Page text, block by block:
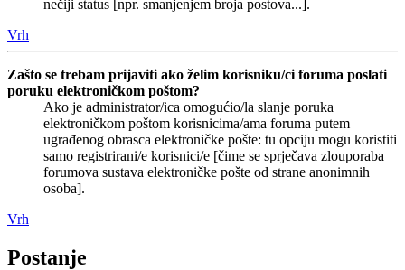
nečiji status [npr. smanjenjem broja postova...].
Vrh
Zašto se trebam prijaviti ako želim korisniku/ci foruma poslati
poruku elektroničkom poštom?
Ako je administrator/ica omogućio/la slanje poruka
elektroničkom poštom korisnicima/ama foruma putem
ugrađenog obrasca elektroničke pošte: tu opciju mogu koristiti
samo registrirani/e korisnici/e [čime se sprječava zlouporaba
forumova sustava elektroničke pošte od strane anonimnih
osoba].
Vrh
Postanje